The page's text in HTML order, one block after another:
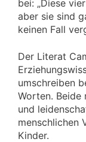
bei: „Diese
aber sie sind
keinen Fall
Der Literat
umschreiben
Worten. Beide
und
menschlichen
Kinder.